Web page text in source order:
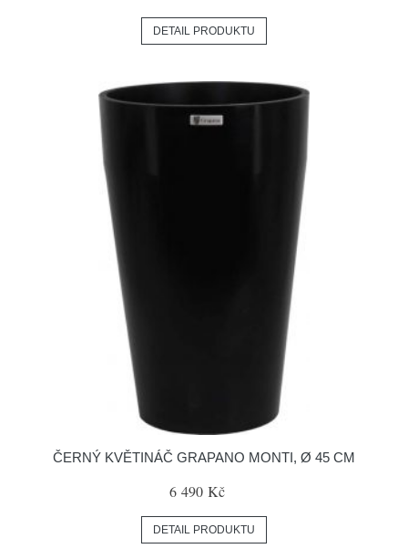
DETAIL PRODUKTU
ČERNÝ KVĚTINÁČ GRAPANO MONTI, Ø 45 CM
6 490 Kč
DETAIL PRODUKTU